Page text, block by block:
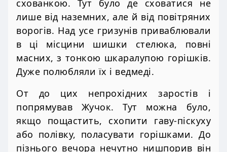
схованкою. Тут було де сховатися не
лише від наземних, але й від повітряних
ворогів. Над усе гризунів приваблювали
в ці місцини шишки стелюка, повні
масних, з тонкою шкаралупою горішків.
Дуже полюбляли їх і ведмеді.
От до цих непрохідних заростів і
попрямував Жучок. Тут можна було,
якщо пощастить, схопити гаву-піскуху
або полівку, поласувати горішками. До
пізнього вечора нечутно нишпорив він